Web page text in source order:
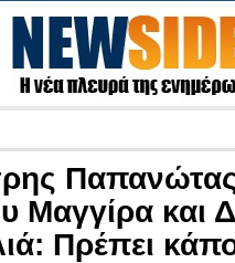
Μαγγίρα και
Πρέπει